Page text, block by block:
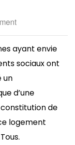
ayant envie
sociaux ont
un
d’une
de
logement